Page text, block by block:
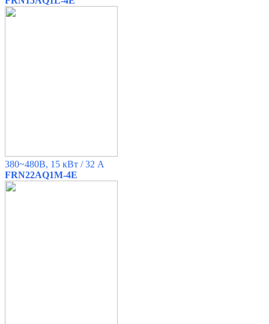
380~480B, 15 кВт / 32 A
FRN22AQ1M-4E